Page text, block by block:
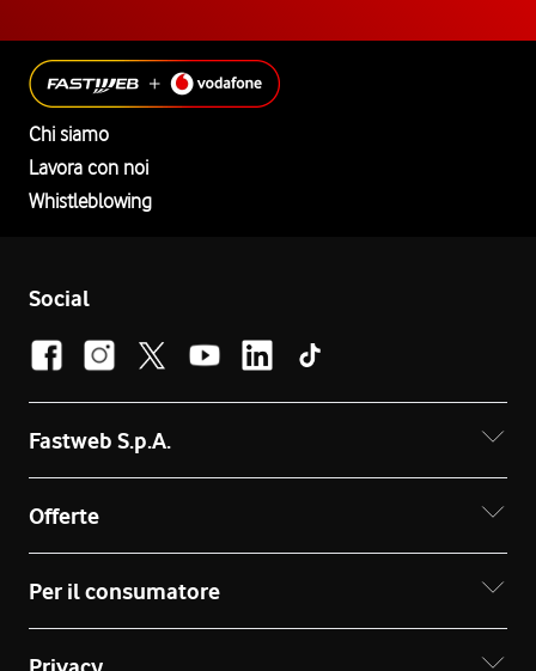
Chi siamo
Lavora con noi
Whistleblowing
Social
Fastweb S.p.A.
Offerte
Per il consumatore